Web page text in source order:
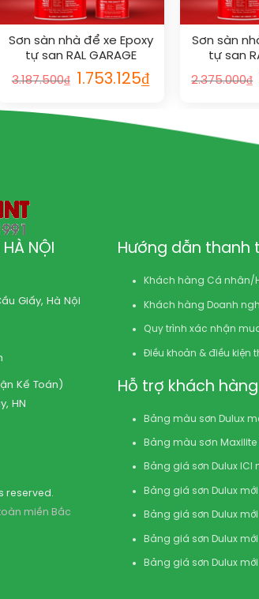
Sơn sàn nhà để xe Epoxy
tự san RAL GARAGE
GUARD SL 1033
3.187.500₫ 1.753.125₫
Sơn sàn
tự san
2.375.000₫
HÀ NỘI
Giấy, Hà Nội
Kế Toán)
HN
reserved.
miền Bắc
Hướng dẫn thanh
Khách hàng Cá nhân/
Khách hàng Doanh
Quy trình xác nhận
Điều khoản & điều kiện
Hỗ trợ khách hàng
Bảng màu sơn Dulux
Bảng màu sơn Maxilite
Bảng giá sơn Dulux ICI
Bảng giá sơn Dulux mới
Bảng giá sơn Dulux
Bảng giá sơn Dulux mới
Bảng giá sơn Dulux